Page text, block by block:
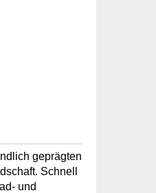
geprägten
Schnell
und